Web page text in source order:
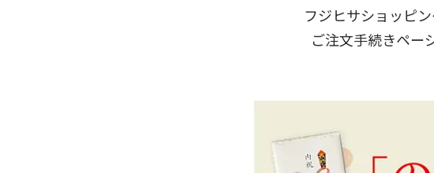
フジヒサショッピ
ご注文手続きペー